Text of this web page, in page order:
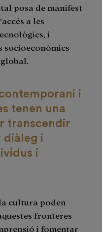
posa de manifest
a les
i
socioeconòmics
i
tenen una
transcendir
diàleg i
i
cultura poden
fronteres
i fomentar